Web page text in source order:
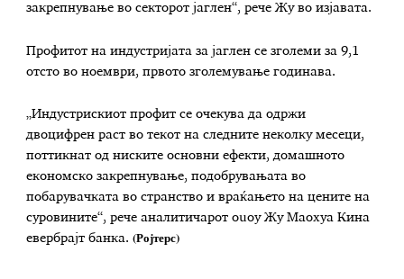
закрепнување во секторот јаглен“, рече Жу во изјавата.
Профитот на индустријата за јаглен се зголеми за 9,1
отсто во ноември, првото зголемување годинава.
„Индустрискиот профит се очекува да одржи
двоцифрен раст во текот на следните неколку месеци,
поттикнат од ниските основни ефекти, домашното
економско закрепнување, подобрувањата во
побарувачката во странство и враќањето на цените на
суровините“, рече аналитичарот ouоу Жу Маохуа Кина
евербрајт банка.(Ројтерс)